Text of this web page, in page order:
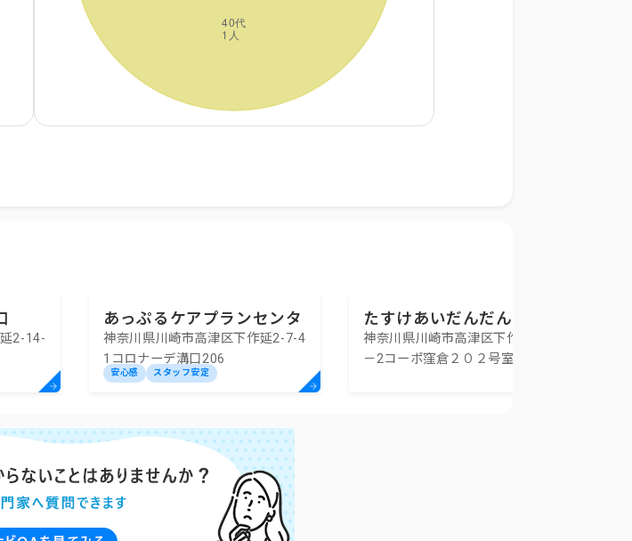
2-14-
あっぷるケアプランセンタ
ー溝の口
神奈川県川崎市高津区下作延2-7-4
1コロナーデ溝口206
安心感 スタッフ安定
たすけあいだんだん
神奈川県川崎市高津区下作延2-20
－2コーポ窪倉２０２号室